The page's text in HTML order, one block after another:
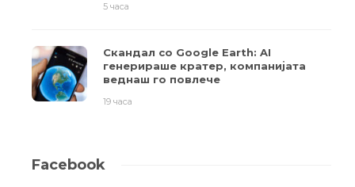
5 часа
Скандал со Google Earth: AI
генерираше кратер, компанијата
веднаш го повлече
19 часа
Facebook